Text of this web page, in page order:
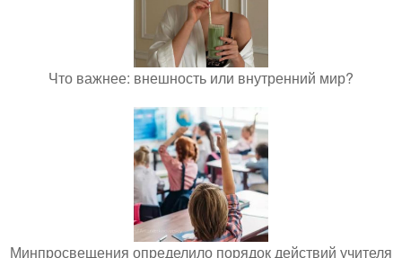
Что важнее: внешность или внутренний мир?
Минпросвещения определило порядок действий учителя